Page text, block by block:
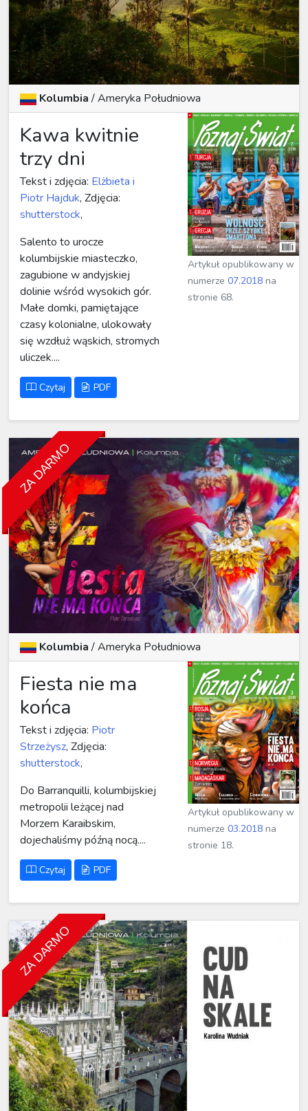
Kolumbia/Ameryka Południowa
Kawa kwitnie
trzy dni
Tekst i zdjęcia: Elżbieta i
Piotr Hajduk, Zdjęcia:
shutterstock,
Salento to urocze
kolumbijskie miasteczko,
zagubione w andyjskiej
dolinie wśród wysokich gór.
Małe domki, pamiętające
czasy kolonialne, ulokowały
się wzdłuż wąskich, stromych
uliczek....
Czytaj PDF
Artykuł opublikowany w
numerze07.2018 na
stronie 68.
ZA DARMO
Kolumbia/Ameryka Południowa
Fiesta nie ma
końca
Tekst i zdjęcia: Piotr
Strzeżysz, Zdjęcia:
shutterstock,
Do Barranquilli, kolumbijskiej
metropolii leżącej nad
Morzem Karaibskim,
dojechaliśmy późną nocą....
Czytaj PDF
Artykuł opublikowany w
numerze03.2018 na
stronie 18.
ZA DARMO